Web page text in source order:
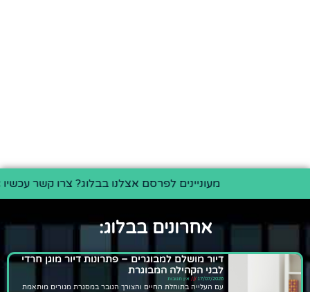
מעוניינים לפרסם אצלנו בבלוג? צרו קשר עכשיו >>
אחרונים בבלוג:
דיור מושלם למבוגרים – פתרונות דיור מוגן חרדי
לבני הקהילה המבוגרת
17/07/2026 אין תגובות
עם העלייה בתוחלת החיים והצורך הגובר במסגרת מגורים מותאמת